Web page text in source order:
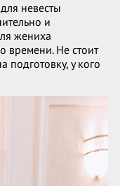
невесты
и
жениха
времени. Не стоит
подготовку, у кого